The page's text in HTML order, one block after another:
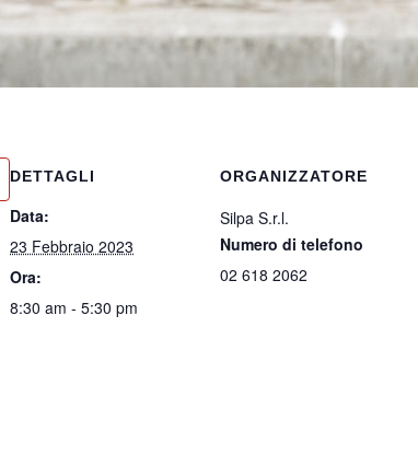
DETTAGLI
Data:
23 Febbraio 2023
Ora:
8:30 am - 5:30 pm
ORGANIZZATORE
Silpa S.r.l.
Numero di telefono
02 618 2062